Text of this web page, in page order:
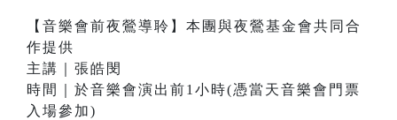
【音樂會前夜鶯導聆】本團與夜鶯基金會共同合
作提供
主講｜張皓閔
時間｜於音樂會演出前1小時(憑當天音樂會門票
入場參加)